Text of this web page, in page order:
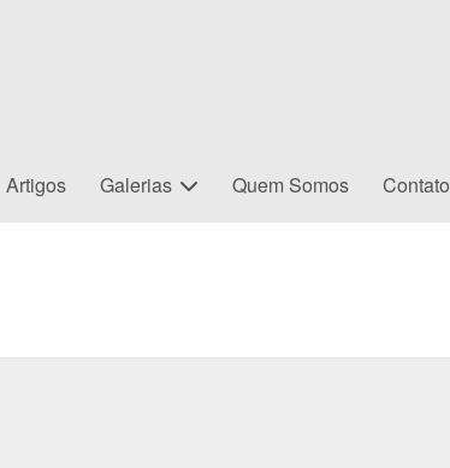
Artigos Galerias Quem Somos Contato